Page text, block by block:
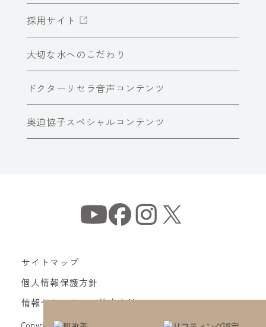
採用サイト
大切な水へのこだわり
ドクターリセラ音声コンテンツ
奥迫協子スペシャルコンテンツ
サイトマップ
個人情報保護方針
情報セキュリティ基本方針